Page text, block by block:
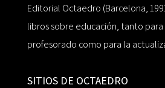
Editorial Octaedro (Barcelona,
libros sobre educación, tanto
profesorado como para la
SITIOS DE OCTAEDRO